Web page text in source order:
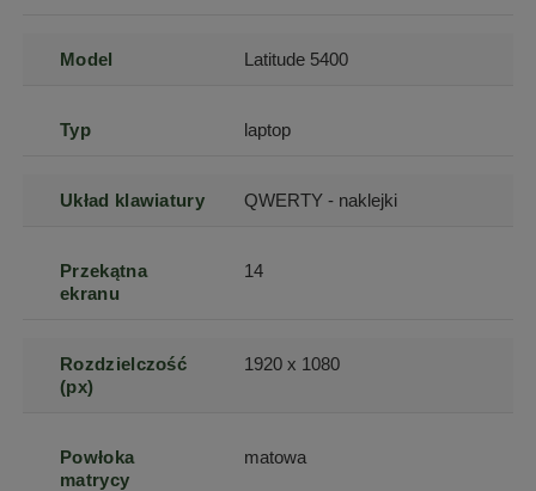
Model Latitude 5400
Typ laptop
Układ klawiatury QWERTY - naklejki
Przekątna
ekranu
14
Rozdzielczość
(px)
1920 x 1080
Powłoka
matrycy
matowa